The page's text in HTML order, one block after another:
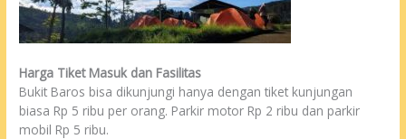
Harga Tiket Masuk dan Fasilitas
Bukit Baros bisa dikunjungi hanya dengan tiket kunjungan
biasa Rp 5 ribu per orang. Parkir motor Rp 2 ribu dan parkir
mobil Rp 5 ribu.